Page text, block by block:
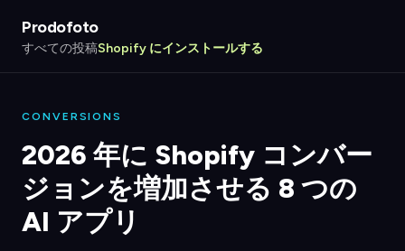
Prodofoto
すべての投稿Shopify にインストールする
CONVERSIONS
2026 年に Shopify コンバー
ジョンを増加させる 8 つの
AI アプリ